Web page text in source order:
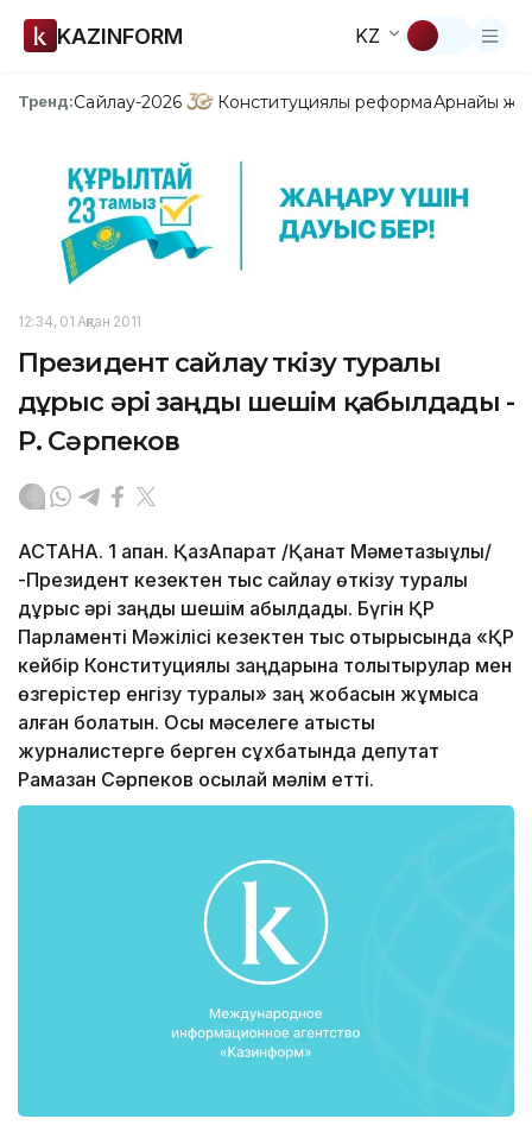
KAZINFORM KZ
Тренд:Сайлау-2026 Конституциялық реформаАрнайы
12:34, 01 Ақпан 2011
Президент сайлау өткізу туралы
дұрыс әрі заңды шешім қабылдады -
Р. Сәрпеков
АСТАНА. 1 ақпан. ҚазАқпарат /Қанат Мәметқазыұлы/
-Президент кезектен тыс сайлау өткізу туралы
дұрыс әрі заңды шешім қабылдады. Бүгін ҚР
Парламенті Мәжілісі кезектен тыс отырысында «ҚР
кейбір Конституциялық заңдарына толықтырулар мен
өзгерістер енгізу туралы» заң жобасын жұмысқа
алған болатын. Осы мәселеге қатысты
журналистерге берген сұхбатында депутат
Рамазан Сәрпеков осылай мәлім етті.